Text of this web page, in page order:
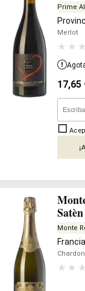
Prime
Merlot
17,65
Monte